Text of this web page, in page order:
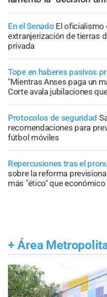
En el Senado El oficialismo
extranjerización de tierras
privada
Tope en haberes pasivos
"Mientras Anses paga un
Corte avala jubilaciones
Protocolos de seguridad
recomendaciones para
fútbol móviles
Repercusiones tras el
sobre la reforma
más "ético" que económico
+ Área